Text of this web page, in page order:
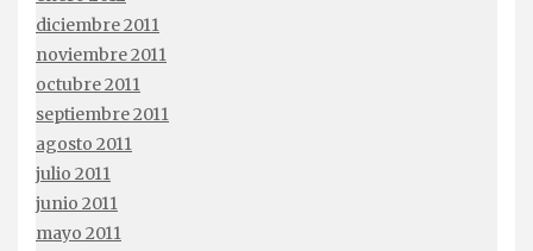
diciembre 2011
noviembre 2011
octubre 2011
septiembre 2011
agosto 2011
julio 2011
junio 2011
mayo 2011